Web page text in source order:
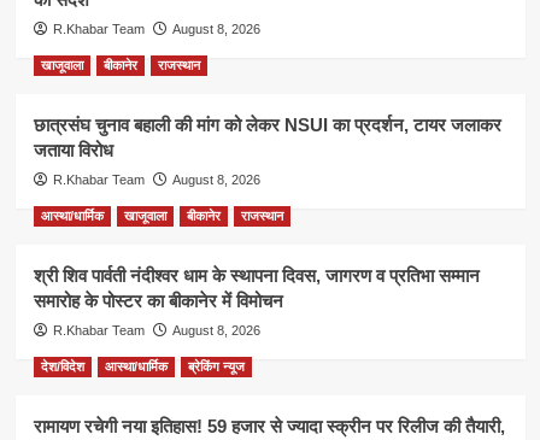
R.Khabar Team August 8, 2026
खाजूवाला बीकानेर राजस्थान
छात्रसंघ चुनाव बहाली की मांग को लेकर NSUI का प्रदर्शन, टायर जलाकर
जताया विरोध
R.Khabar Team August 8, 2026
आस्था/धार्मिक खाजूवाला बीकानेर राजस्थान
श्री शिव पार्वती नंदीश्वर धाम के स्थापना दिवस, जागरण व प्रतिभा सम्मान
समारोह के पोस्टर का बीकानेर में विमोचन
R.Khabar Team August 8, 2026
देश/विदेश आस्था/धार्मिक ब्रेकिंग न्यूज
रामायण रचेगी नया इतिहास! 59 हजार से ज्यादा स्क्रीन पर रिलीज की तैयारी,